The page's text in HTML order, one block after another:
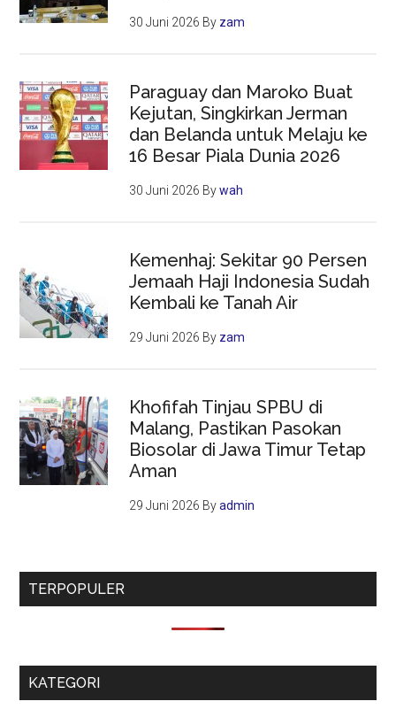
30 Juni 2026 By zam
Paraguay dan Maroko Buat
Kejutan, Singkirkan Jerman
dan Belanda untuk Melaju ke
16 Besar Piala Dunia 2026
30 Juni 2026 Bywah
Kemenhaj: Sekitar 90 Persen
Jemaah Haji Indonesia Sudah
Kembali ke Tanah Air
29 Juni 2026 By zam
Khofifah Tinjau SPBU di
Malang, Pastikan Pasokan
Biosolar di Jawa Timur Tetap
Aman
29 Juni 2026 Byadmin
TERPOPULER
KATEGORI